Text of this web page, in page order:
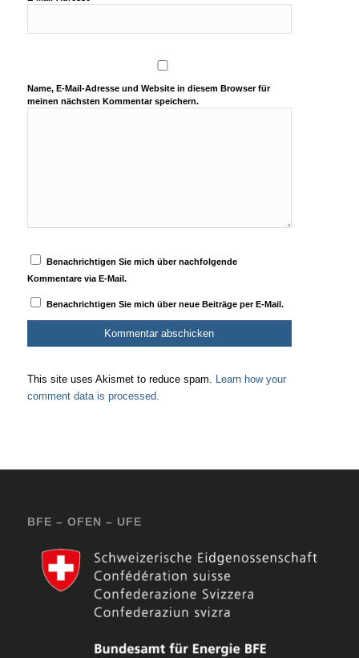
Name, E-Mail-Adresse und Website in diesem Browser für
meinen nächsten Kommentar speichern.
Benachrichtigen Sie mich über nachfolgende
Kommentare via E-Mail.
Benachrichtigen Sie mich über neue Beiträge per E-Mail.
This site uses Akismet to reduce spam. Learn how your
comment data is processed.
BFE – OFEN – UFE